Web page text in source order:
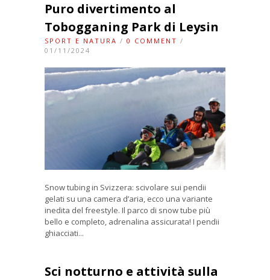
Puro divertimento al
Tobogganing Park di Leysin
SPORT E NATURA / 0 COMMENT /
01/11/2024
Snow tubing in Svizzera: scivolare sui pendii
gelati su una camera d’aria, ecco una variante
inedita del freestyle. Il parco di snow tube più
bello e completo, adrenalina assicurata! I pendii
ghiacciati...
Sci notturno e attività sulla